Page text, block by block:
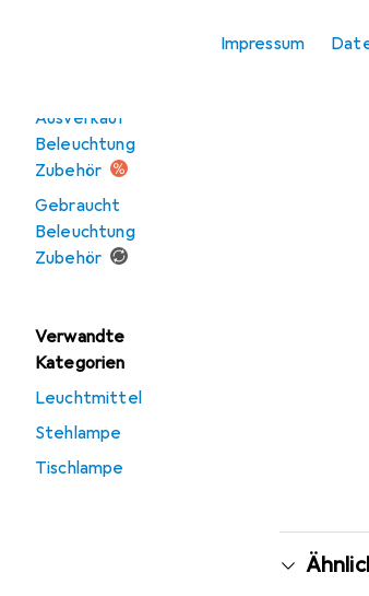
Impressum
Ausverkauf
Beleuchtung
Zubehör
Gebraucht
Beleuchtung
Zubehör
Verwandte
Kategorien
Leuchtmittel
Stehlampe
Tischlampe